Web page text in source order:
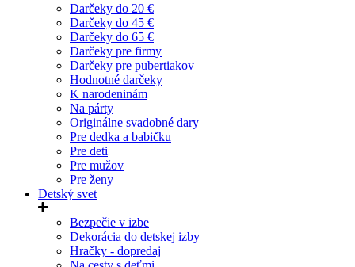
Darčeky do 20 €
Darčeky do 45 €
Darčeky do 65 €
Darčeky pre firmy
Darčeky pre pubertiakov
Hodnotné darčeky
K narodeninám
Na párty
Originálne svadobné dary
Pre dedka a babičku
Pre deti
Pre mužov
Pre ženy
Detský svet
Bezpečie v izbe
Dekorácia do detskej izby
Hračky - dopredaj